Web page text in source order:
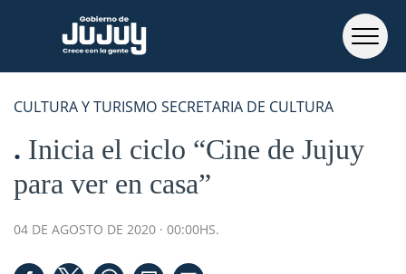
CULTURA Y TURISMO SECRETARIA DE CULTURA
Inicia el ciclo “Cine de Jujuy
para ver en casa”
04 DE AGOSTO DE 2020 · 00:00HS.